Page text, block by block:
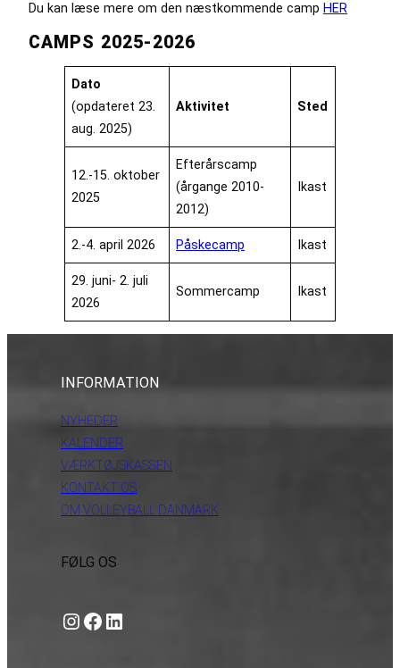
Du kan læse mere om den næstkommende camp HER
CAMPS 2025-2026
Dato
(opdateret 23.
aug. 2025)
Aktivitet Sted
12.-15. oktober
2025
Efterårscamp
(årgange 2010-
2012)
Ikast
2.-4. april 2026 Påskecamp Ikast
29. juni- 2. juli
2026
Sommercamp Ikast
INFORMATION
NYHEDER
KALENDER
VÆRKTØJSKASSEN
KONTAKT OS
OM VOLLEYBALL DANMARK
FØLG OS
Instagram https://www.facebook.com/danishbeachvolleytour LinkedIn